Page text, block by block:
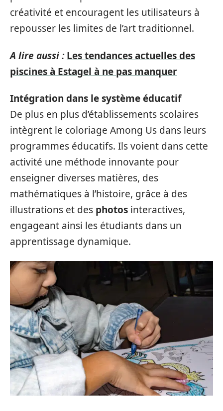
créativité et encouragent les utilisateurs à
repousser les limites de l’art traditionnel.
A lire aussi : Les tendances actuelles des
piscines à Estagel à ne pas manquer
Intégration dans le système éducatif
De plus en plus d’établissements scolaires
intègrent le coloriage Among Us dans leurs
programmes éducatifs. Ils voient dans cette
activité une méthode innovante pour
enseigner diverses matières, des
mathématiques à l’histoire, grâce à des
illustrations et des photos interactives,
engageant ainsi les étudiants dans un
apprentissage dynamique.